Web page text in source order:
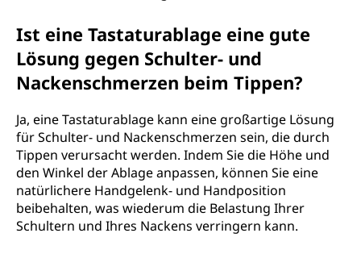
Ist eine Tastaturablage eine gute
Lösung gegen Schulter- und
Nackenschmerzen beim Tippen?
Ja, eine Tastaturablage kann eine großartige Lösung
für Schulter- und Nackenschmerzen sein, die durch
Tippen verursacht werden. Indem Sie die Höhe und
den Winkel der Ablage anpassen, können Sie eine
natürlichere Handgelenk- und Handposition
beibehalten, was wiederum die Belastung Ihrer
Schultern und Ihres Nackens verringern kann.